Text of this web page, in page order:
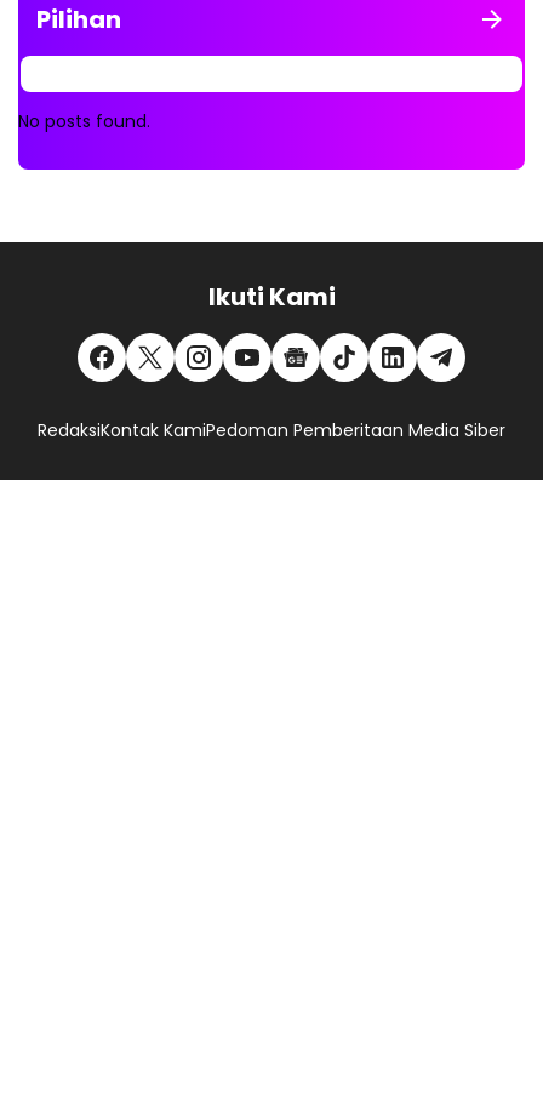
Pilihan
No posts found.
Ikuti Kami
RedaksiKontak KamiPedoman Pemberitaan Media Siber